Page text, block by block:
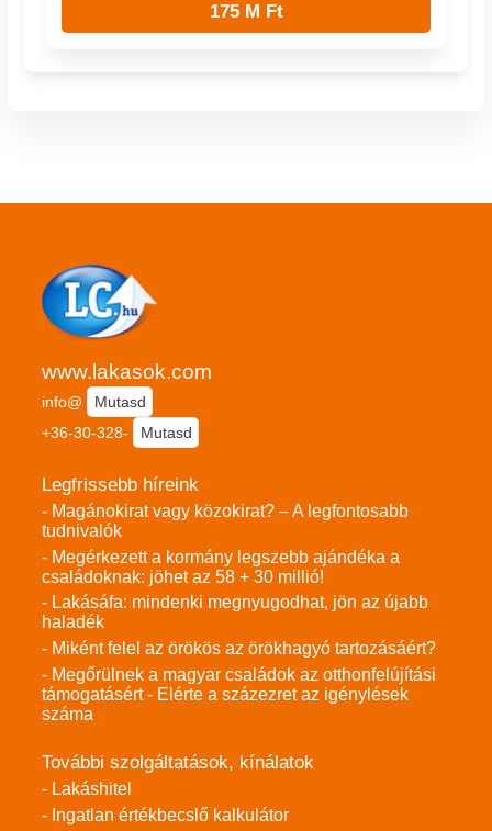
175 M Ft
www.lakasok.com
info@
Mutasd
+36-30-328-
Mutasd
Legfrissebb híreink
- Magánokirat vagy közokirat? – A legfontosabb
tudnivalók
- Megérkezett a kormány legszebb ajándéka a
családoknak: jöhet az 58 + 30 millió!
- Lakásáfa: mindenki megnyugodhat, jön az újabb
haladék
- Miként felel az örökös az örökhagyó tartozásáért?
- Megőrülnek a magyar családok az otthonfelújítási
támogatásért - Elérte a százezret az igénylések
száma
További szolgáltatások, kínálatok
- Lakáshitel
- Ingatlan értékbecslő kalkulátor